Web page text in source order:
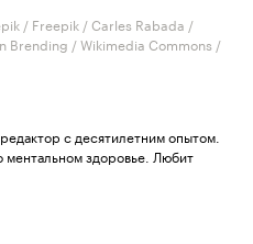
/ Freepik / Carles Rabada /
Brending / Wikimedia Commons /
с десятилетним опытом.
ментальном здоровье. Любит